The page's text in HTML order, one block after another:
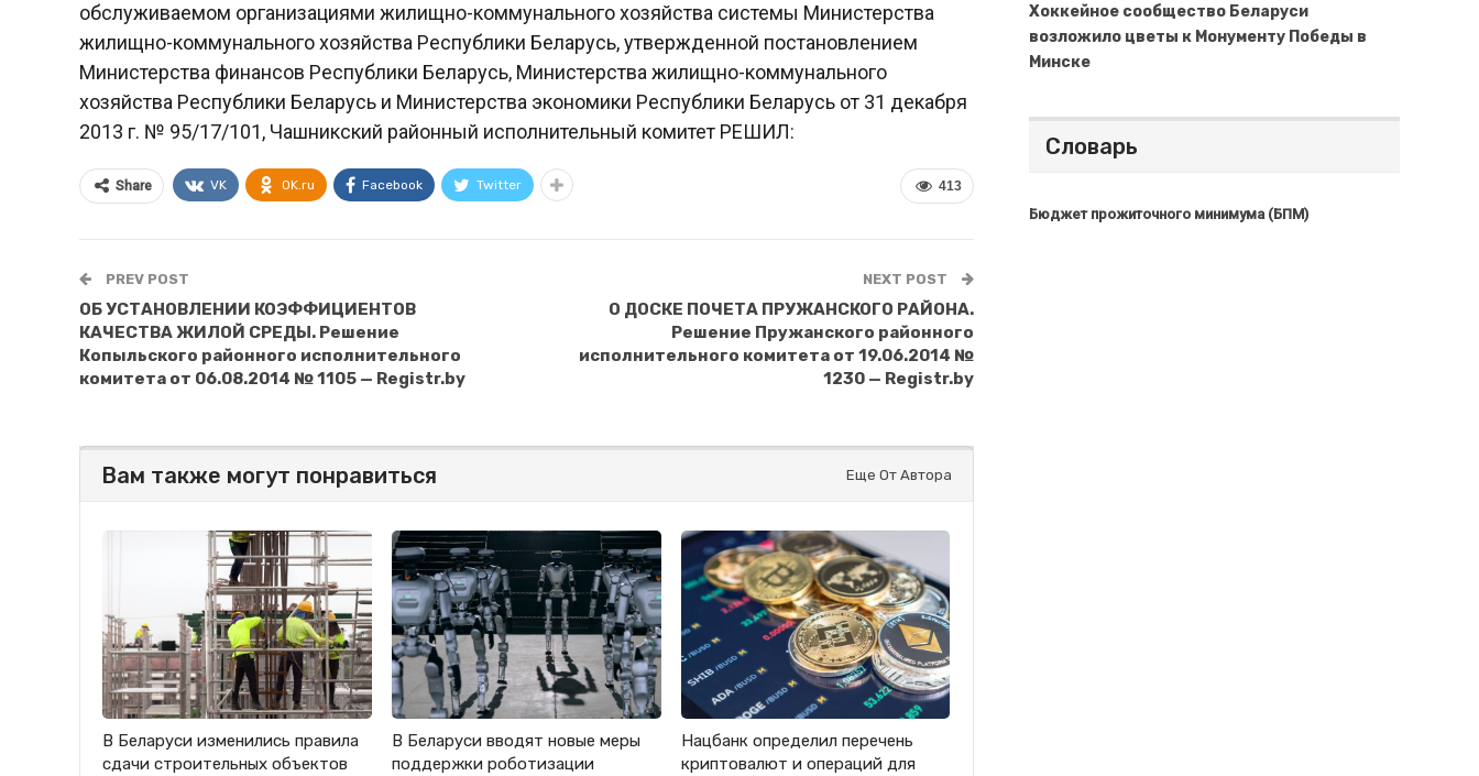
обслуживаемом организациями жилищно-коммунального хозяйства системы Министерства
жилищно-коммунального хозяйства Республики Беларусь, утвержденной постановлением
Министерства финансов Республики Беларусь, Министерства жилищно-коммунального
хозяйства Республики Беларусь и Министерства экономики Республики Беларусь от 31 декабря
2013 г. № 95/17/101, Чашникский районный исполнительный комитет РЕШИЛ:
413
Share VK OK.ru Facebook Twitter
PREV POST
ОБ УСТАНОВЛЕНИИ КОЭФФИЦИЕНТОВ
КАЧЕСТВА ЖИЛОЙ СРЕДЫ. Решение
Копыльского районного исполнительного
комитета от 06.08.2014 № 1105 — Registr.by
NEXT POST
О ДОСКЕ ПОЧЕТА ПРУЖАНСКОГО РАЙОНА.
Решение Пружанского районного
исполнительного комитета от 19.06.2014 №
1230 — Registr.by
Вам также могут понравиться Еще От Автора
В Беларуси изменились правила
сдачи строительных объектов
В Беларуси вводят новые меры
поддержки роботизации
Нацбанк определил перечень
криптовалют и операций для
Хоккейное сообщество Беларуси
возложило цветы к Монументу Победы в
Минске
Словарь
Бюджет прожиточного минимума (БПМ)